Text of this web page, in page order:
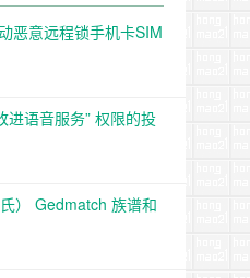
恶意远程锁手机卡SIM
进语音服务” 权限的投
） Gedmatch 族谱和